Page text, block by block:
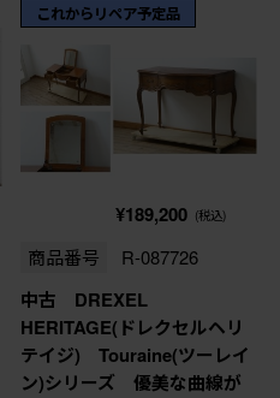
これからリペア予定品
¥189,200 (税込)
商品番号 R-087726
中古 DREXEL
HERITAGE(ドレクセルヘリ
テイジ) Touraine(ツーレイ
ン)シリーズ 優美な曲線が